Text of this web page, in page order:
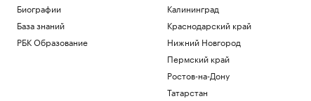
Биографии
База знаний
РБК Образование
Калининград
Краснодарский край
Нижний Новгород
Пермский край
Ростов-на-Дону
Татарстан